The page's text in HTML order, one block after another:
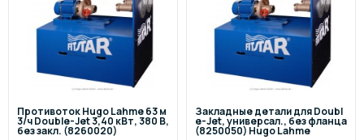
Противоток Hugo Lahme 63 м
3/ч Double-Jet 3,40 кВт, 380 В,
без закл. (8260020)
Закладные детали для Doubl
e-Jet, универсал., без фланца
(8250050) Hugo Lahme